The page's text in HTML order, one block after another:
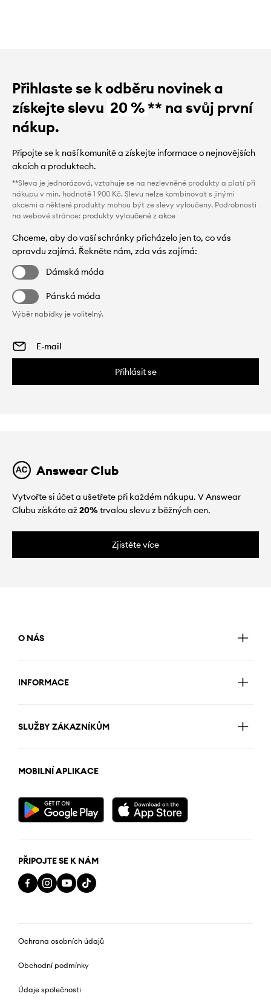
Přihlaste se k odběru novinek a
získejte slevu 20 %** na svůj první
nákup.
Připojte se k naší komunitě a získejte informace o nejnovějších
akcích a produktech.
**Sleva je jednorázová, vztahuje se na nezlevněné produkty a platí při
nákupu v min. hodnotě 1 900 Kč. Slevu nelze kombinovat s jinými
akcemi a některé produkty mohou být ze slevy vyloučeny. Podrobnosti
na webové stránce: produkty vyloučené z akce
Chceme, aby do vaší schránky přicházelo jen to, co vás
opravdu zajímá. Řekněte nám, zda vás zajímá:
Dámská móda
Pánská móda
Výběr nabídky je volitelný.
Přihlásit se
Answear Club
Vytvořte si účet a ušetřete při každém nákupu. V Answear
Clubu získáte až20%trvalou slevu z běžných cen.
Zjistěte více
O NÁS
INFORMACE
SLUŽBY ZÁKAZNÍKŮM
MOBILNÍ APLIKACE
PŘIPOJTE SE K NÁM
Ochrana osobních údajů
Obchodní podmínky
Údaje společnosti